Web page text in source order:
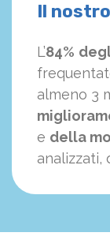
Il
L’84%
almeno 3
e della
analizzati,